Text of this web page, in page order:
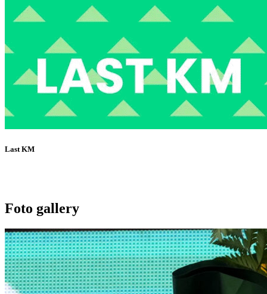
Last KM
Foto gallery